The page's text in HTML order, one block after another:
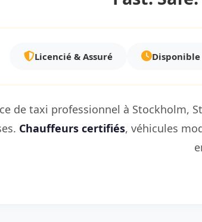
Licencié & Assuré Disponible
de taxi professionnel à Stockholm,
Chauffeurs certifiés, véhicules